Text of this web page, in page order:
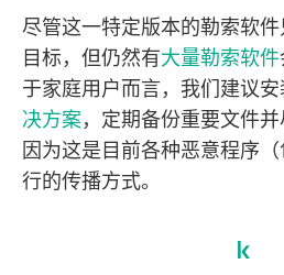
尽管这一特定版本的勒索软
目标，但仍然有大量勒索软件
于家庭用户而言，我们建议
决方案，定期备份重要文件并
因为这是目前各种恶意程序
行的传播方式。